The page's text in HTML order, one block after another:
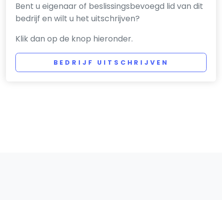
Bent u eigenaar of beslissingsbevoegd lid van dit
bedrijf en wilt u het uitschrijven?
Klik dan op de knop hieronder.
BEDRIJF UITSCHRIJVEN